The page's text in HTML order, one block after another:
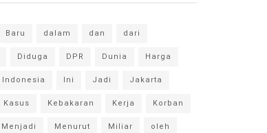
Baru dalam dan
dari
Diduga DPR Dunia
Harga
Indonesia Ini Jadi
Jakarta
Kasus Kebakaran Kerja
Korban
Menjadi Menurut Miliar
oleh